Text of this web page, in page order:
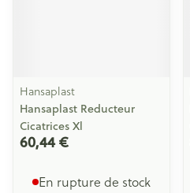
Hansaplast
Hansaplast Reducteur
Cicatrices Xl
60,44 €
En rupture de stock